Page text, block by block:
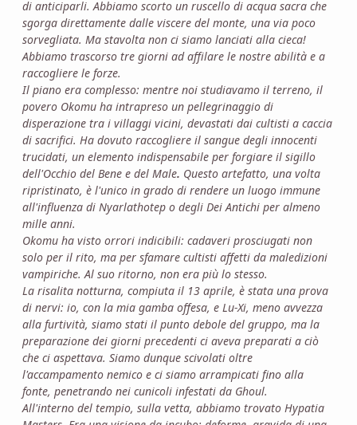
di anticiparli. Abbiamo scorto un ruscello di acqua sacra che
sgorga direttamente dalle viscere del monte, una via poco
sorvegliata. Ma stavolta non ci siamo lanciati alla cieca!
Abbiamo trascorso tre giorni ad affilare le nostre abilità e a
raccogliere le forze.
Il piano era complesso: mentre noi studiavamo il terreno, il
povero Okomu ha intrapreso un pellegrinaggio di
disperazione tra i villaggi vicini, devastati dai cultisti a caccia
di sacrifici. Ha dovuto raccogliere il sangue degli innocenti
trucidati, un elemento indispensabile per forgiare il sigillo
dell'Occhio del Bene e del Male. Questo artefatto, una volta
ripristinato, è l'unico in grado di rendere un luogo immune
all'influenza di Nyarlathotep o degli Dei Antichi per almeno
mille anni.
Okomu ha visto orrori indicibili: cadaveri prosciugati non
solo per il rito, ma per sfamare cultisti affetti da maledizioni
vampiriche. Al suo ritorno, non era più lo stesso.
La risalita notturna, compiuta il 13 aprile, è stata una prova
di nervi: io, con la mia gamba offesa, e Lu-Xi, meno avvezza
alla furtività, siamo stati il punto debole del gruppo, ma la
preparazione dei giorni precedenti ci aveva preparati a ciò
che ci aspettava. Siamo dunque scivolati oltre
l'accampamento nemico e ci siamo arrampicati fino alla
fonte, penetrando nei cunicoli infestati da Ghoul.
All'interno del tempio, sulla vetta, abbiamo trovato Hypatia